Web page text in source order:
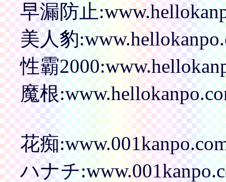
早漏防止
美人豹
性霸
魔根
花痴
ハナチ